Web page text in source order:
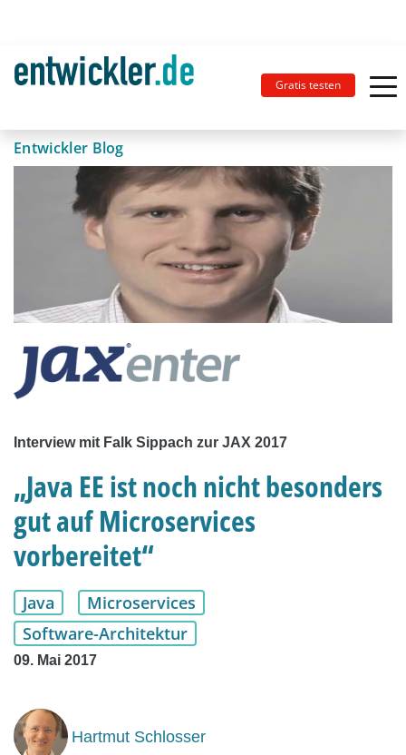
Gratis testen
Entwickler Blog
Interview mit Falk Sippach zur JAX 2017
„Java EE ist noch nicht besonders
gut auf Microservices
vorbereitet“
Java
Microservices
Software-Architektur
09. Mai 2017
Hartmut Schlosser